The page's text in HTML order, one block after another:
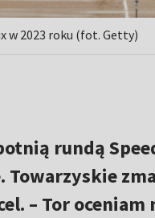
w 2023 roku (fot. Getty)
rundą
– Tor oceniam